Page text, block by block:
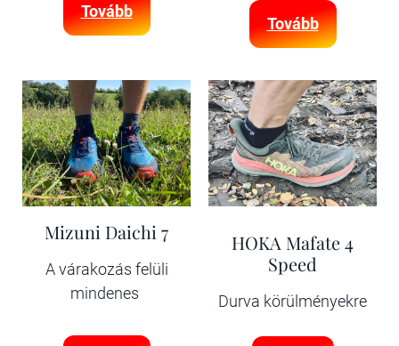
Tovább
Tovább
Mizuni Daichi 7
A várakozás felüli
mindenes
HOKA Mafate 4
Speed
Durva körülményekre